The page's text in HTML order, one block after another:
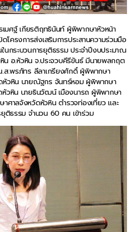
มศฐ์ เกียรติฤทธินันท์ ผู้พิพากษาหัวหน้า
โครงการส่งเสริมการประสานความร่วมมือ
นกระบวนการยุติธรรม ประจำปีงบประมาณ
น อ.หัวหิน จ.ประจวบคีรีขันธ์ มีนายพลกฤต
ส.พรภัทร ลีลาเกรียงศักดิ์ ผู้พิพากษา
หัวหิน นายณัฐกร จันทร์หอม ผู้พิพากษา
วหิน นายธินวัฒน์ เมืองนารถ ผู้พิพากษา
ศาลจังหวัดหัวหิน ตำรวจท่องเที่ยว และ
ติธรรม จำนวน 60 คน เข้าร่วม